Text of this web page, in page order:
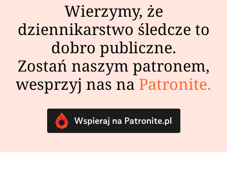
Wierzymy, że
dziennikarstwo śledcze to
dobro publiczne.
Zostań naszym patronem,
wesprzyj nas na Patronite.